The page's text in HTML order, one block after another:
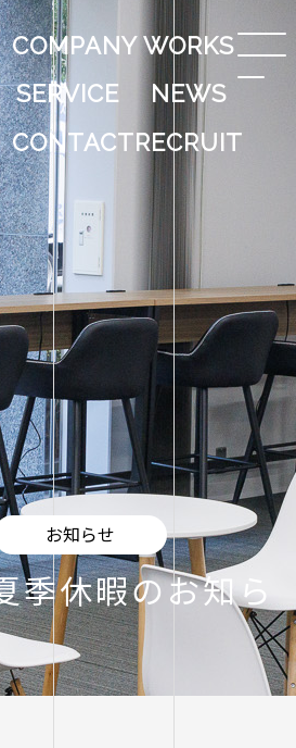
COMPANYWORKS
SERVICE
NEWS
CONTACTRECRUIT
お知らせ
季休暇のお知ら